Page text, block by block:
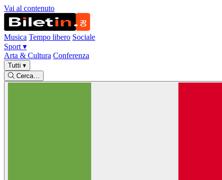
Vai al contenuto
Musica Tempo libero Sociale
Sport ▾
Arta & Cultura Conferenza
Tutti ▾
Cerca…